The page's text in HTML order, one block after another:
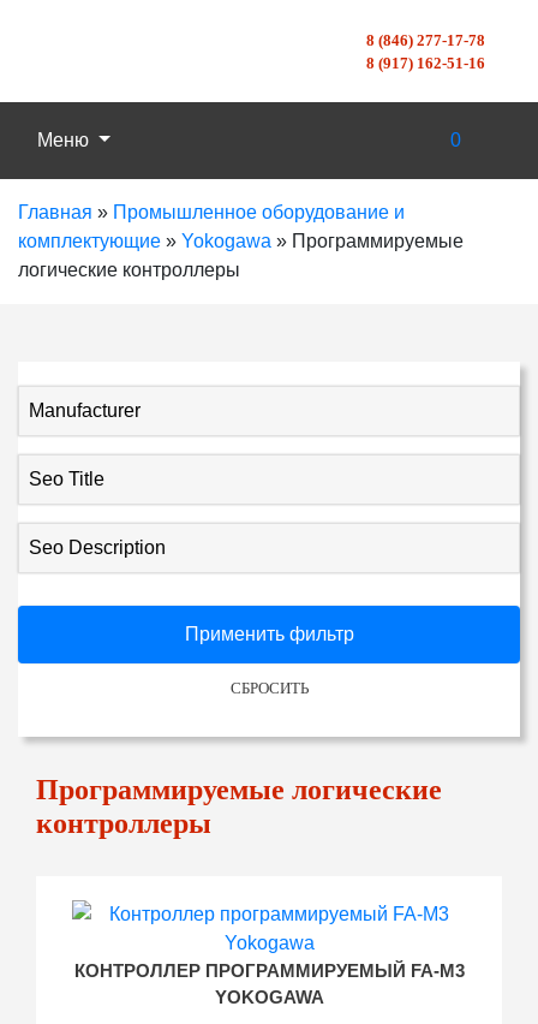
8 (846) 277-17-78
8 (917) 162-51-16
Меню 0
Главная » Промышленное оборудование и
комплектующие » Yokogawa » Программируемые
логические контроллеры
Manufacturer
Seo Title
Seo Description
Применить фильтр
СБРОСИТЬ
Программируемые логические
контроллеры
КОНТРОЛЛЕР ПРОГРАММИРУЕМЫЙ FA-M3
YOKOGAWA